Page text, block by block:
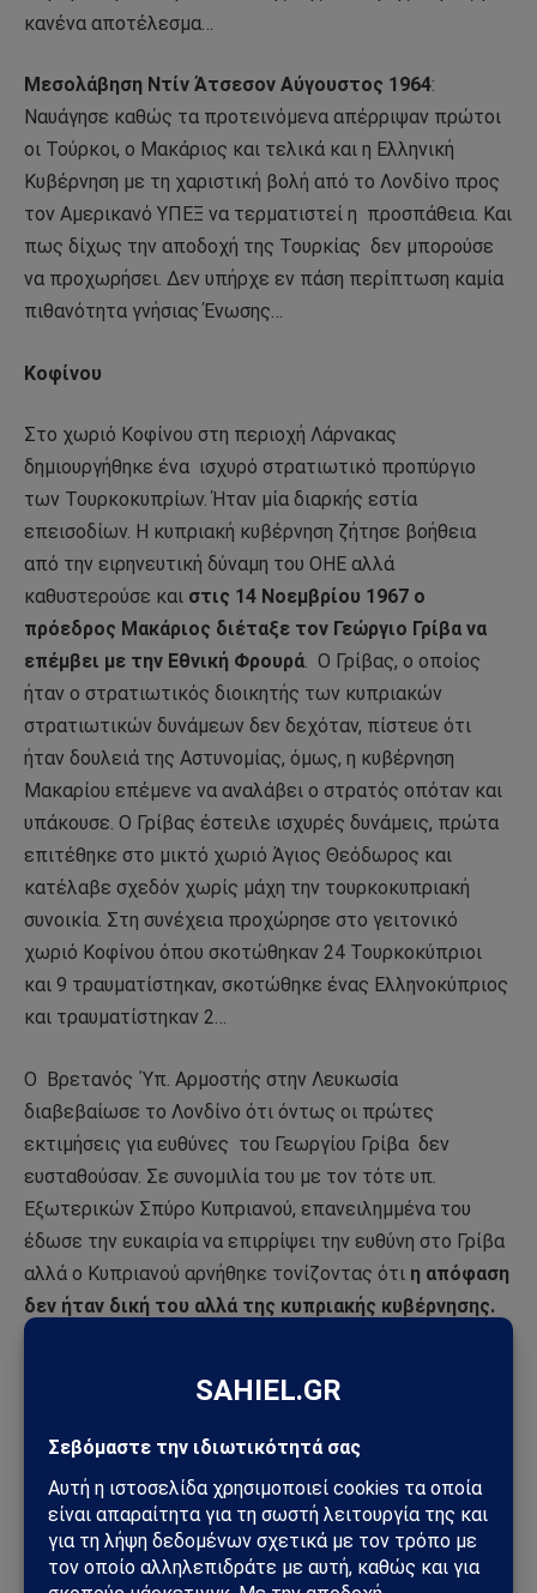
κανένα αποτέλεσμα…
Μεσολάβηση Ντίν Άτσεσον Αύγουστος 1964:
Ναυάγησε καθώς τα προτεινόμενα απέρριψαν πρώτοι
οι Τούρκοι, ο Μακάριος και τελικά και η Ελληνική
Κυβέρνηση με τη χαριστική βολή από το Λονδίνο προς
τον Αμερικανό ΥΠΕΞ να τερματιστεί η προσπάθεια. Και
πως δίχως την αποδοχή της Τουρκίας δεν μπορούσε
να προχωρήσει. Δεν υπήρχε εν πάση περίπτωση καμία
πιθανότητα γνήσιας Ένωσης…
Κοφίνου
Στο χωριό Κοφίνου στη περιοχή Λάρνακας
δημιουργήθηκε ένα ισχυρό στρατιωτικό προπύργιο
των Τουρκοκυπρίων. Ήταν μία διαρκής εστία
επεισοδίων. Η κυπριακή κυβέρνηση ζήτησε βοήθεια
από την ειρηνευτική δύναμη του ΟΗΕ αλλά
καθυστερούσε και στις 14 Νοεμβρίου 1967 ο
πρόεδρος Μακάριος διέταξε τον Γεώργιο Γρίβα να
επέμβει με την Εθνική Φρουρά. Ο Γρίβας, ο οποίος
ήταν ο στρατιωτικός διοικητής των κυπριακών
στρατιωτικών δυνάμεων δεν δεχόταν, πίστευε ότι
ήταν δουλειά της Αστυνομίας, όμως, η κυβέρνηση
Μακαρίου επέμενε να αναλάβει ο στρατός οπόταν και
υπάκουσε. Ο Γρίβας έστειλε ισχυρές δυνάμεις, πρώτα
επιτέθηκε στο μικτό χωριό Άγιος Θεόδωρος και
κατέλαβε σχεδόν χωρίς μάχη την τουρκοκυπριακή
συνοικία. Στη συνέχεια προχώρησε στο γειτονικό
χωριό Κοφίνου όπου σκοτώθηκαν 24 Τουρκοκύπριοι
και 9 τραυματίστηκαν, σκοτώθηκε ένας Ελληνοκύπριος
και τραυματίστηκαν 2…
Ο Βρετανός ΄Υπ. Αρμοστής στην Λευκωσία
διαβεβαίωσε το Λονδίνο ότι όντως οι πρώτες
εκτιμήσεις για ευθύνες του Γεωργίου Γρίβα δεν
ευσταθούσαν. Σε συνομιλία του με τον τότε υπ.
Εξωτερικών Σπύρο Κυπριανού, επανειλημμένα του
έδωσε την ευκαιρία να επιρρίψει την ευθύνη στο Γρίβα
αλλά ο Κυπριανού αρνήθηκε τονίζοντας ότι η απόφαση
δεν ήταν δική του αλλά της κυπριακής κυβέρνησης.
Τουρκία, μεγαλοποίησε το θέμα και
αποχώρηση της Ελληνικής Μεραρχίας, του Γεώργιου
Γρίβα και διάλυση της Εθνικής Φρουράς(τη διάλυση
της τελευταίας υποστήριζαν και οι Βρετανοί καθώς
και την αποχώρηση της Ε.Μ).
Κατάφερε τα δύο